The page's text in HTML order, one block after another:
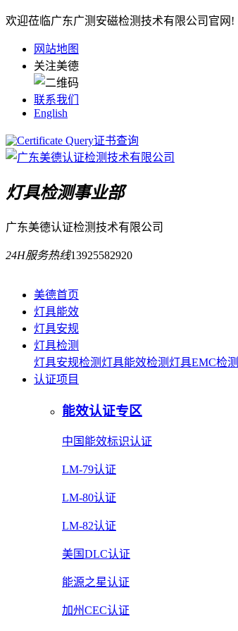
欢迎莅临广东广测安磁检测技术有限公司官网!
网站地图
关注美德
联系我们
English
证书查询
灯具检测事业部
广东美德认证检测技术有限公司
24H服务热线13925582920
美德首页
灯具能效
灯具安规
灯具检测
灯具安规检测 灯具能效检测 灯具EMC检测
认证项目
能效认证专区
中国能效标识认证
LM-79认证
LM-80认证
LM-82认证
美国DLC认证
能源之星认证
加州CEC认证